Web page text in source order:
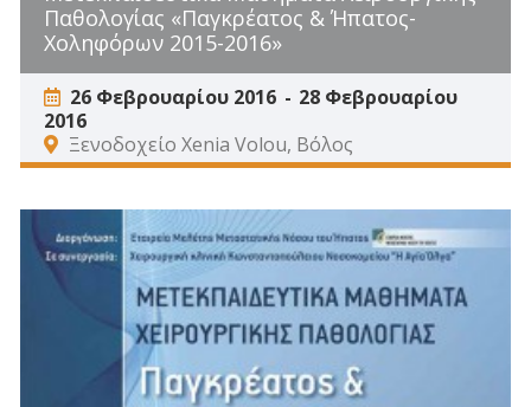
Παθολογίας «Παγκρέατος & Ήπατος-
Χοληφόρων 2015-2016»
26 Φεβρουαρίου 2016
28 Φεβρουαρίου
2016
Ξενοδοχείο Xenia Volou, Βόλος